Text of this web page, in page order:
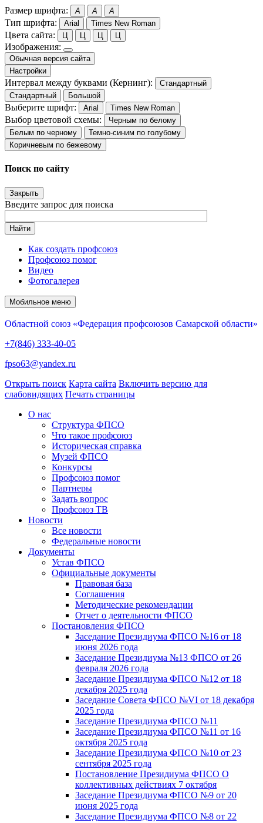
Размер шрифта: A A A
Тип шрифта: Arial Times New Roman
Цвета сайта: Ц Ц Ц Ц
Изображения:
Обычная версия сайта
Настройки
Интервал между буквами (Кернинг):
Стандартный
Стандартный
Большой
Выберите шрифт: Arial Times New Roman
Выбор цветовой схемы:
Черным по белому
Белым по черному
Темно-синим по голубому
Коричневым по бежевому
Поиск по сайту
Закрыть
Введите запрос для поиска
Найти
Как создать профсоюз
Профсоюз помог
Видео
Фотогалерея
Мобильное меню
Областной союз «Федерация профсоюзов Самарской области»
+7(846) 333-40-05
fpso63@yandex.ru
Открыть поиск Карта сайта Включить версию для
слабовидящих Печать страницы
О нас
Структура ФПСО
Что такое профсоюз
Историческая справка
Музей ФПСО
Конкурсы
Профсоюз помог
Партнеры
Задать вопрос
Профсоюз ТВ
Новости
Все новости
Федеральные новости
Документы
Устав ФПСО
Официальные документы
Правовая база
Соглашения
Методические рекомендации
Отчет о деятельности ФПСО
Постановления ФПСО
Заседание Президиума ФПСО №16 от 18
июня 2026 года
Заседание Президиума №13 ФПСО от 26
февраля 2026 года
Заседание Президиума ФПСО №12 от 18
декабря 2025 года
Заседание Совета ФПСО №VI от 18 декабря
2025 года
Заседание Президиума ФПСО №11
Заседание Президиума ФПСО №11 от 16
октября 2025 года
Заседание Президиума ФПСО №10 от 23
сентября 2025 года
Постановление Президиума ФПСО О
коллективных действиях 7 октября
Заседание Президиума ФПСО №9 от 20
июня 2025 года
Заседание Президиума ФПСО №8 от 22